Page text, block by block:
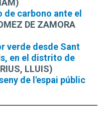
carbono ante el
DE ZAMORA
verde desde Sant
en el distrito de
LLUIS)
de l'espai públic